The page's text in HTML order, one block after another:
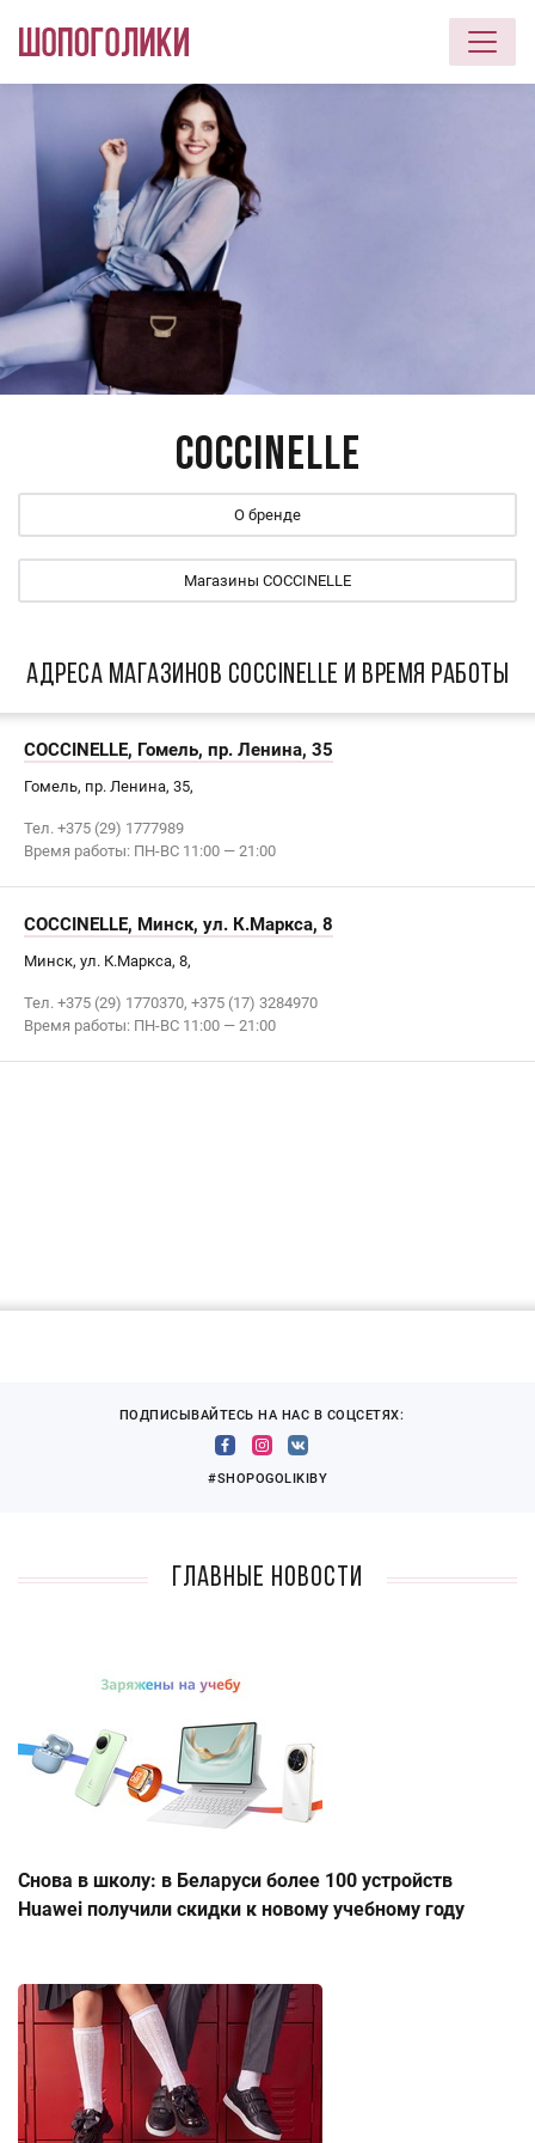
Перейти к основному содержанию
COCCINELLE
О бренде
Магазины COCCINELLE
АДРЕСА МАГАЗИНОВ COCCINELLE И ВРЕМЯ РАБОТЫ
COCCINELLE, Гомель, пр. Ленина, 35
Гомель, пр. Ленина, 35,
Тел. +375 (29) 1777989
Время работы: ПН-ВС 11:00 — 21:00
COCCINELLE, Минск, ул. К.Маркса, 8
Минск, ул. К.Маркса, 8,
Тел. +375 (29) 1770370, +375 (17) 3284970
Время работы: ПН-ВС 11:00 — 21:00
ПОДПИСЫВАЙТЕСЬ НА НАС В СОЦСЕТЯХ:
#SHOPOGOLIKIBY
Главные новости
Снова в школу: в Беларуси более 100 устройств
Huawei получили скидки к новому учебному году